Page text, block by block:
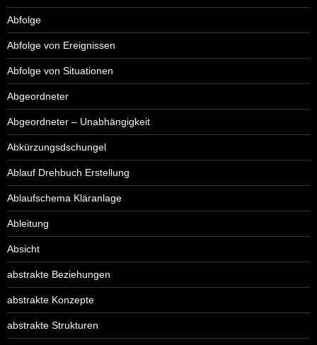
Abfolge
Abfolge von Ereignissen
Abfolge von Situationen
Abgeordneter
Abgeordneter – Unabhängigkeit
Abkürzungsdschungel
Ablauf Drehbuch Erstellung
Ablaufschema Kläranlage
Ableitung
Absicht
abstrakte Beziehungen
abstrakte Konzepte
abstrakte Strukturen